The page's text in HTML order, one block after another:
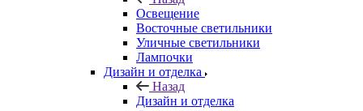
Освещение
Восточные светильники
Уличные светильники
Лампочки
Дизайн и отделка
Назад
Дизайн и отделка